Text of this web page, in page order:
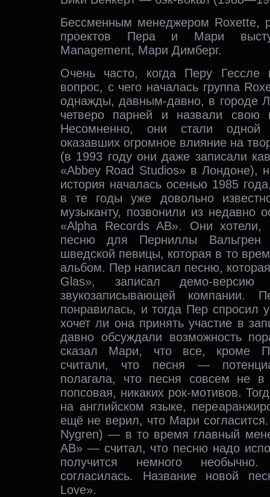
Бессменным менеджером Roxette,
проектов Пера и Мари
Management, Мари Димберг.
Очень часто, когда Перу Гессле
вопрос, с чего началась группа
однажды, давным-давно, в городе
четверо парней и назвали свою
Несомненно, они стали одной
оказавших огромное влияние на
(в 1993 году они даже записали
«Abbey Road Studios» в Лондоне),
история началась осенью 1985
в те годы уже довольно
музыканту, позвонили из недавно
«Alpha Records AB». Они хотели,
песню для Перниллы Вальгрен
шведской певицы, которая в то
альбом. Пер написал песню,
Glas», записал демо-
звукозаписывающей компании.
понравилась, и тогда Пер спросил
хочет ли она принять участие в
давно обсуждали возможность
сказал Мари, что все, кроме
считали, что песня —
полагала, что песня совсем не
попсовая, никаких рок-мотивов.
на английском языке,
ещё не верил, что Мари
Nygren) — в то время главный
AB» — считал, что песню надо
получится немного
согласилась. Название новой
Love».